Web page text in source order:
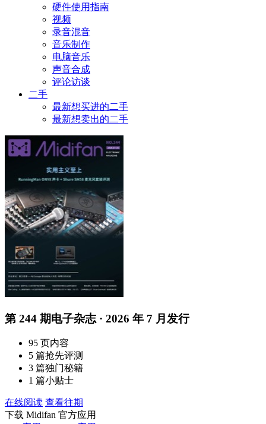
硬件使用指南
视频
录音混音
音乐制作
电脑音乐
声音合成
评论访谈
二手
最新想买进的二手
最新想卖出的二手
第 244 期电子杂志 · 2026 年 7 月发行
95 页内容
5 篇抢先评测
3 篇独门秘籍
1 篇小贴士
在线阅读 查看往期
下载 Midifan 官方应用